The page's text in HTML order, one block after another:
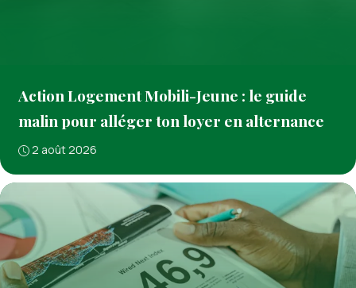
Action Logement Mobili-Jeune : le guide
malin pour alléger ton loyer en alternance
2 août 2026